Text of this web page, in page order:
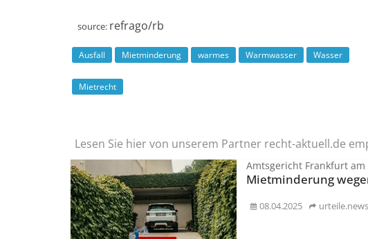
source: refrago/rb
Ausfall Mietminderung warmes Warmwasser Wasser
Mietrecht
Lesen Sie hier von unserem Partner recht-aktuell.de
Amtsgericht Frankfurt am
Mietminderung
08.04.2025 urteile.news